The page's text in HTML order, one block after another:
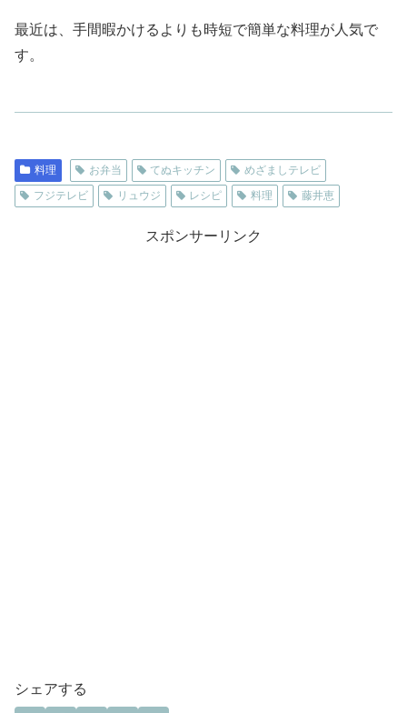
最近は、手間暇かけるよりも時短で簡単な料理が人気で
す。
料理 お弁当 てぬキッチン
めざましテレビ
フジテレビ
リュウジ レシピ 料理 藤井恵
スポンサーリンク
シェアする